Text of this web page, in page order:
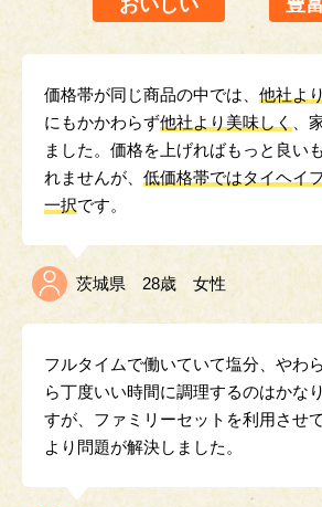
おいしい 豊
価格帯が同じ商品の中では、 他社よ
にもかかわらず他社より美味しく
、
ました。価格を上げればもっと良い
れませんが、 低価格帯ではタイヘイ
一択です。
茨城県 28歳 女性
フルタイムで働いていて塩分、やわ
ら丁度いい時間に調理するのはかな
すが、ファミリーセットを利用させ
より問題が解決しました。